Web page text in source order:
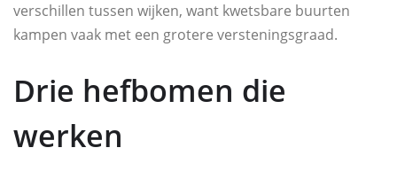
verschillen tussen wijken, want kwetsbare buurten
kampen vaak met een grotere versteningsgraad.
Drie hefbomen die
werken